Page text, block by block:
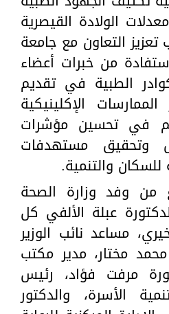
الولادة القيصرية
تعزيز التعاون مع جامعة
من خبرات أعضاء
الطبية في تقديم
الإكلينيكية
في تحسين مؤشرات
وتحقيق مستهدفات
للسكان والتنمية.
من وفد وزارة الصحة
عبلة الألفي كل
مساعد نائب الوزير
محمد مختار، مدير مكتب
مرفت فؤاد، رئيس
الأسرة، والدكتور